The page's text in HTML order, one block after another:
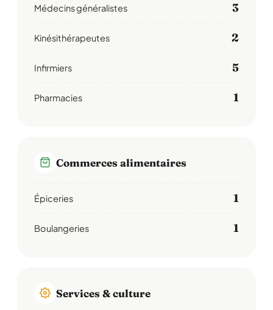
Médecins généralistes 3
Kinésithérapeutes 2
Infirmiers 5
Pharmacies 1
Commerces alimentaires
Épiceries 1
Boulangeries 1
Services & culture